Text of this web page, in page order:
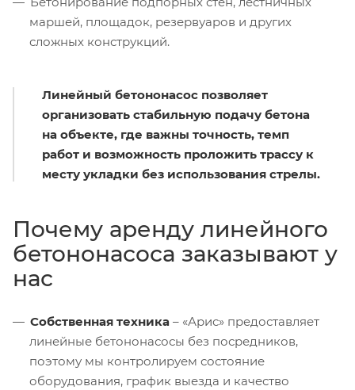
маршей, площадок, резервуаров и других
сложных конструкций.
Линейный бетононасос позволяет
организовать стабильную подачу бетона
на объекте, где важны точность, темп
работ и возможность проложить трассу к
месту укладки без использования стрелы.
Почему аренду линейного
бетононасоса заказывают у
нас
Собственная техника – «Арис» предоставляет
линейные бетононасосы без посредников,
поэтому мы контролируем состояние
оборудования, график выезда и качество